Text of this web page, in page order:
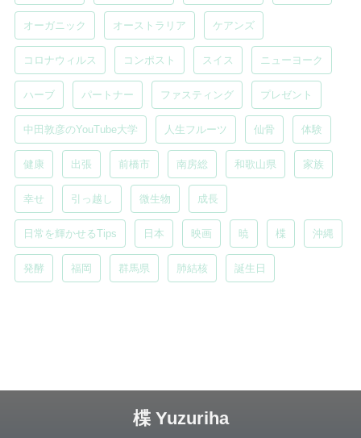
オーガニック オーストラリア ケアンズ
コロナウィルス コンポスト スイス ニューヨーク
ハーブ パートナー ファスティング プレゼント
中田敦彦のYouTube大学 人生フルーツ 仙骨 体験
健康 出張 前橋市 南房総 和歌山県 家族
幸せ 引っ越し 微生物 成長
日常を輝かせるTips 日本 映画 暁 楪 沖縄
発酵 福岡 群馬県 肺結核 誕生日
楪 Yuzuriha